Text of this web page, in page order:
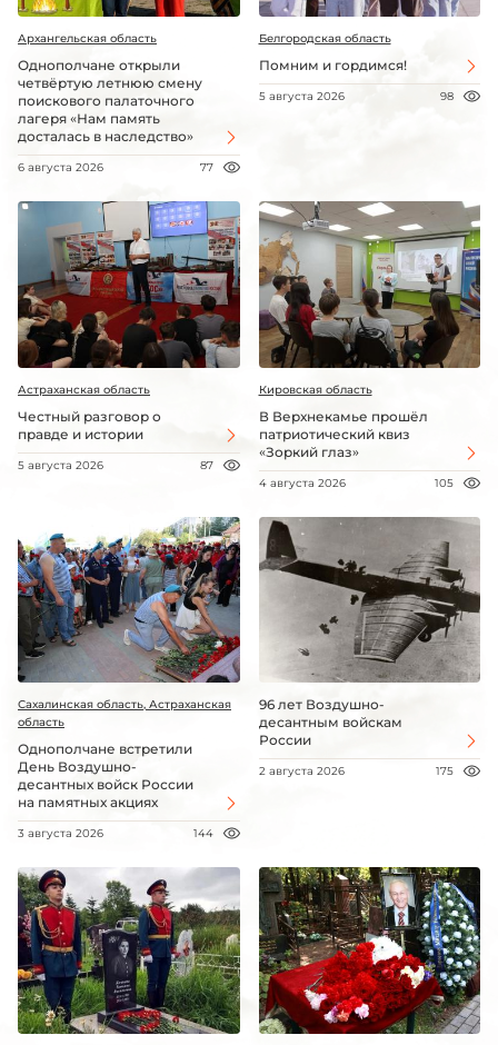
Архангельская область
Однополчане открыли
четвёртую летнюю смену
поискового палаточного
лагеря «Нам память
досталась в наследство»
6 августа 2026 77
Белгородская область
Помним и гордимся!
5 августа 2026 98
Астраханская область
Честный разговор о
правде и истории
5 августа 2026 87
Кировская область
В Верхнекамье прошёл
патриотический квиз
«Зоркий глаз»
4 августа 2026 105
Сахалинская область, Астраханская
область
Однополчане встретили
День Воздушно-
десантных войск России
на памятных акциях
3 августа 2026 144
96 лет Воздушно-
десантным войскам
России
2 августа 2026 175